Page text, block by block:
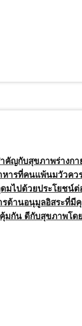
คัญกับสุขภาพร่างกา
ารที่คนแพ้นมวัวควร
ดมไปด้วยประโยชน์
รต้านอนุมูลอิสระที่มี
มกัน ดีกับสุขภาพโด